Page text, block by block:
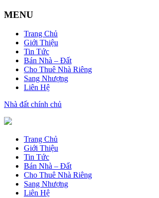
MENU
Trang Chủ
Giới Thiệu
Tin Tức
Bán Nhà – Đất
Cho Thuê Nhà Riêng
Sang Nhượng
Liên Hệ
Nhà đất chính chủ
Trang Chủ
Giới Thiệu
Tin Tức
Bán Nhà – Đất
Cho Thuê Nhà Riêng
Sang Nhượng
Liên Hệ